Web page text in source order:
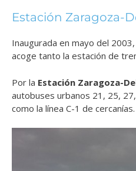
Estación Zaragoza-
Inaugurada en mayo del
acoge tanto la estación de
Por la Estación Zaragoza-
autobuses urbanos 21, 25,
como la línea C-1 de cercanías.